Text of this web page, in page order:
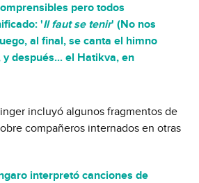
pero todos
'Il faut se tenir' (No nos
al final, se canta el himno
después... el Hatikva, en
incluyó algunos fragmentos de
compañeros internados en otras
interpretó canciones de